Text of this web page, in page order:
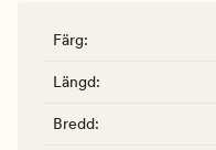
Färg:
Längd:
Bredd: